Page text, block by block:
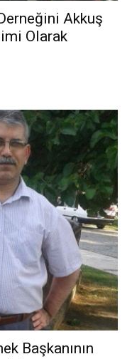
Akkuş
Olarak
Başkanının